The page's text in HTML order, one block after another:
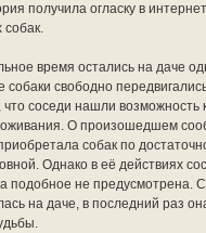
получила огласку в
собак.
время остались на даче
свободно
соседи нашли возможность
О произошедшем
собак по
Однако в её действиях
подобное не
на даче, в последний раз